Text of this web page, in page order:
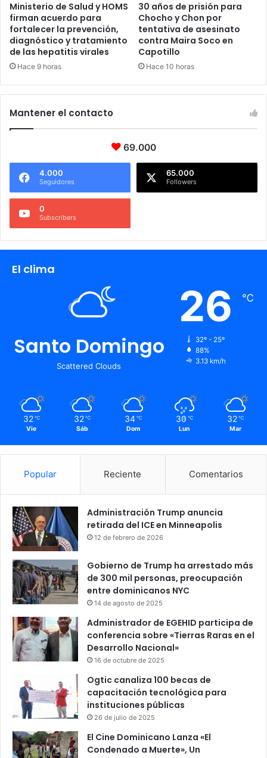
Ministerio de Salud y HOMS
firman acuerdo para
fortalecer la prevención,
diagnóstico y tratamiento
de las hepatitis virales
Hace 9 horas
30 años de prisión para
Chocho y Chon por
tentativa de asesinato
contra Maira Soco en
Capotillo
Hace 10 horas
Mantener el contacto
69.000
4.000
Seguidores
65.000
Followers
0
Subscribers
El clima
Santo Domingo
Scattered Clouds
26 ℃
32º - 25º
88%
3.13 km/h
32 ℃
Vie
32 ℃
Sáb
34 ℃
Dom
30 ℃
Lun
32 ℃
Mar
Popular Reciente Comentarios
Administración Trump anuncia
retirada del ICE en Minneapolis
12 de febrero de 2026
Gobierno de Trump ha arrestado más
de 300 mil personas, preocupación
entre dominicanos NYC
14 de agosto de 2025
Administrador de EGEHID participa de
conferencia sobre «Tierras Raras en el
Desarrollo Nacional»
16 de octubre de 2025
Ogtic canaliza 100 becas de
capacitación tecnológica para
instituciones públicas
26 de julio de 2025
El Cine Dominicano Lanza «El
Condenado a Muerte», Un